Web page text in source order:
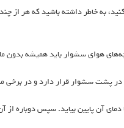
می‌کنید، به خاطر داشته باشید
هوای سشوار باید همیشه بدون
در پشت سشوار قرار دارد و در برخی